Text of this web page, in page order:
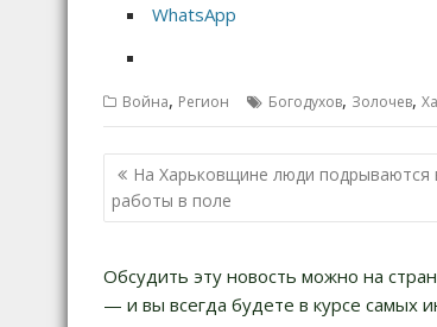
WhatsApp
Война, Регион Богодухов, Золочев,
Н
а
и
г
На Харьковщине люди подрываются
работы в поле
Обсудить эту новость можно на
— и вы всегда будете в курсе самых